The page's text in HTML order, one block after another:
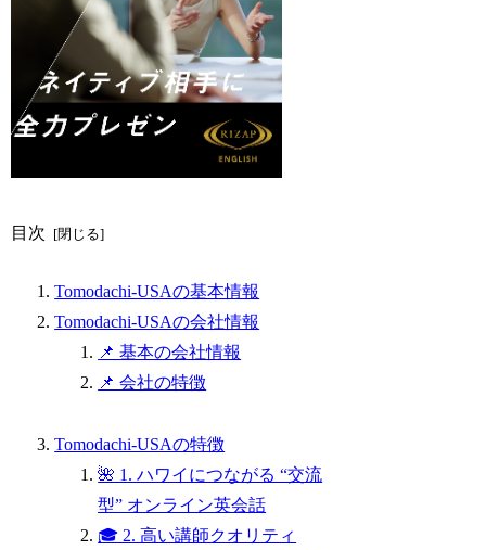
目次
Tomodachi-USAの基本情報
Tomodachi-USAの会社情報
📌 基本の会社情報
📌 会社の特徴
Tomodachi-USAの特徴
🌺 1. ハワイにつながる “交流
型” オンライン英会話
🎓 2. 高い講師クオリティ